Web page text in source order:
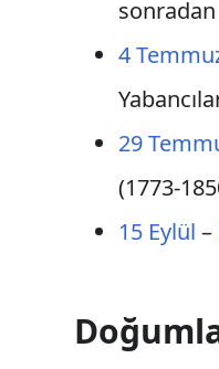
4
29
(1773-
15 Eylül –